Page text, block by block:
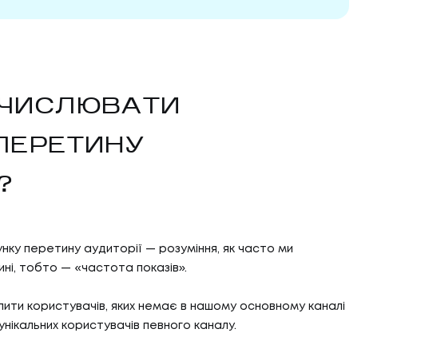
перетину аудиторії — розуміння, як часто ми
тобто — «частота показів».
користувачів, яких немає в нашому основному каналі
користувачів певного каналу.
КАР'ЄРА
БЛОГ
07